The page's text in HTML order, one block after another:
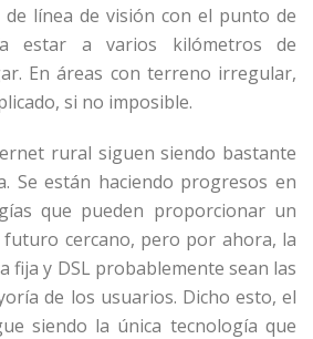
línea de visión con el punto de
estar a varios kilómetros de
En áreas con terreno irregular,
si no imposible.
rural siguen siendo bastante
Se están haciendo progresos en
que pueden proporcionar un
cercano, pero por ahora, la
fija y DSL probablemente sean las
de los usuarios. Dicho esto, el
siendo la única tecnología que